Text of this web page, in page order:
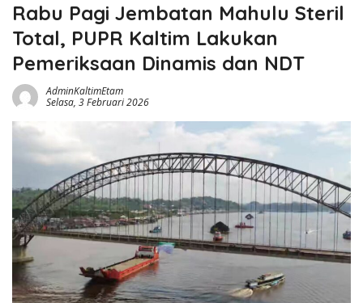
Rabu Pagi Jembatan Mahulu Steril
Total, PUPR Kaltim Lakukan
Pemeriksaan Dinamis dan NDT
AdminKaltimEtam
Selasa, 3 Februari 2026